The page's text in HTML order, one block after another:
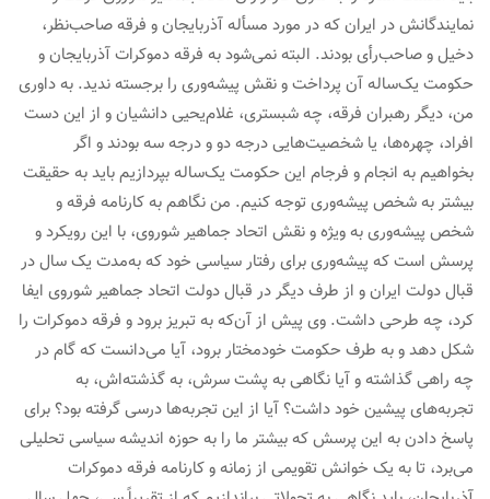
نمایندگانش در ایران که در مورد مسأله آذربایجان و فرقه صاحب‌نظر،
دخیل و صاحب‌رأی بودند. البته نمی‌شود به فرقه دموکرات آذربایجان و
حکومت یک‌ساله آن پرداخت و نقش پیشه‌وری را برجسته ندید. به داوری
من، دیگر رهبران فرقه، چه شبستری، غلام‌یحیی دانشیان و از این دست
افراد، چهره‌ها، یا شخصیت‌هایی درجه دو و درجه سه بودند و اگر
بخواهیم به انجام و فرجام این حکومت یک‌ساله بپردازیم باید به حقیقت
بیشتر به شخص پیشه‌وری توجه کنیم. من نگاهم به کارنامه فرقه و
شخص پیشه‌وری به ویژه و نقش اتحاد جماهیر شوروی، با این رویکرد و
پرسش است که پیشه‌وری برای رفتار سیاسی خود که به‌مدت یک سال در
قبال دولت ایران و از طرف دیگر در قبال دولت اتحاد جماهیر شوروی ایفا
کرد، چه طرحی داشت. وی پیش از آن‌که به تبریز برود و فرقه دموکرات را
شکل دهد و به طرف حکومت خودمختار برود، آیا می‌دانست که گام در
چه راهی گذاشته و آیا نگاهی به پشت سرش، به گذشته‌اش، به
تجربه‌های پیشین خود داشت؟ آیا از این تجربه‌ها درسی گرفته بود؟ برای
پاسخ دادن به این پرسش که بیشتر ما را به حوزه اندیشه سیاسی تحلیلی
می‌برد، تا به یک خوانش تقویمی از زمانه و کارنامه فرقه دموکرات